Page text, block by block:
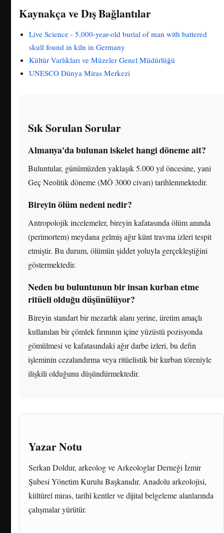
Kaynakça ve Dış Bağlantılar
Live Science - 5,000-year-old burial of man with battered
skull found in kiln in Germany
Kültür Varlıkları ve Müzeler Genel Müdürlüğü
UNESCO Dünya Miras Merkezi
Sık Sorulan Sorular
Almanya'da bulunan iskelet hangi döneme ait?
Buluntular, günümüzden yaklaşık 5.000 yıl öncesine, yani
Geç Neolitik döneme (MÖ 3000 civarı) tarihlenmektedir.
Bireyin ölüm nedeni nedir?
Antropolojik incelemeler, bireyin kafatasında ölüm anında
(perimortem) meydana gelmiş ağır künt travma izleri tespit
etmiştir. Bu durum, ölümün şiddet yoluyla gerçekleştiğini
göstermektedir.
Neden bu buluntunun bir insan kurban etme
ritüeli olduğu düşünülüyor?
Bireyin standart bir mezarlık alanı yerine, üretim amaçlı
kullanılan bir çömlek fırınının içine yüzüstü pozisyonda
gömülmesi ve kafatasındaki ağır darbe izleri, bu defin
işleminin cezalandırma veya ritüelistik bir kurban töreniyle
ilişkili olduğunu düşündürmektedir.
Yazar Notu
Serkan Doldur, arkeolog ve Arkeologlar Derneği İzmir
Şubesi Yönetim Kurulu Başkanıdır. Anadolu arkeolojisi,
kültürel miras, tarihî kentler ve dijital belgeleme alanlarında
çalışmalar yürütür.